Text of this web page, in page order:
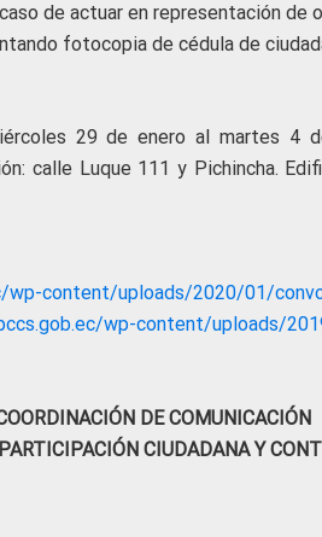
de actuar en representación de
fotocopia de cédula de
29 de enero al martes 4
calle Luque 111 y Pichincha.
wp-content/uploads/2020/01/
wp-content/uploads/
DE COMUNICACIÓN
CIUDADANA Y